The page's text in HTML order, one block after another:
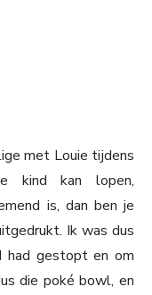
met Louie tijdens
kind kan lopen,
is, dan ben je
Ik was dus
had gestopt en om
die poké bowl, en